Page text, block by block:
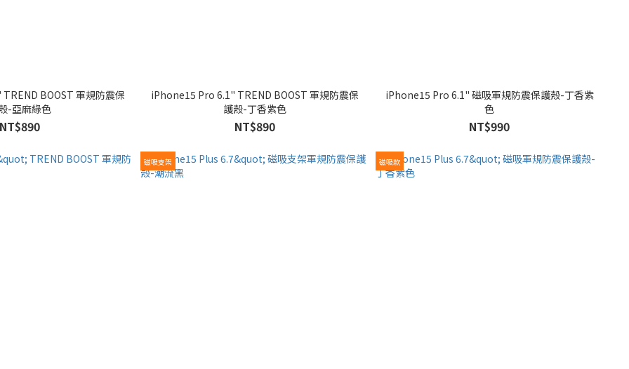
-亞麻綠色
iPhone15 Pro 6.1" TREND BOOST 軍規防震保
護殼-丁香紫色
NT$890
iPhone15 Pro 6.1" 磁吸軍規防震保護殼-丁香紫
色
NT$990
磁吸支架 磁吸款